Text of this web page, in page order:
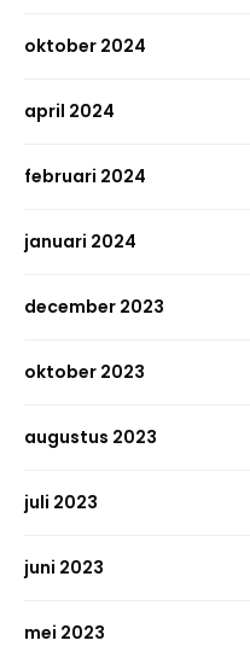
oktober 2024
april 2024
februari 2024
januari 2024
december 2023
oktober 2023
augustus 2023
juli 2023
juni 2023
mei 2023